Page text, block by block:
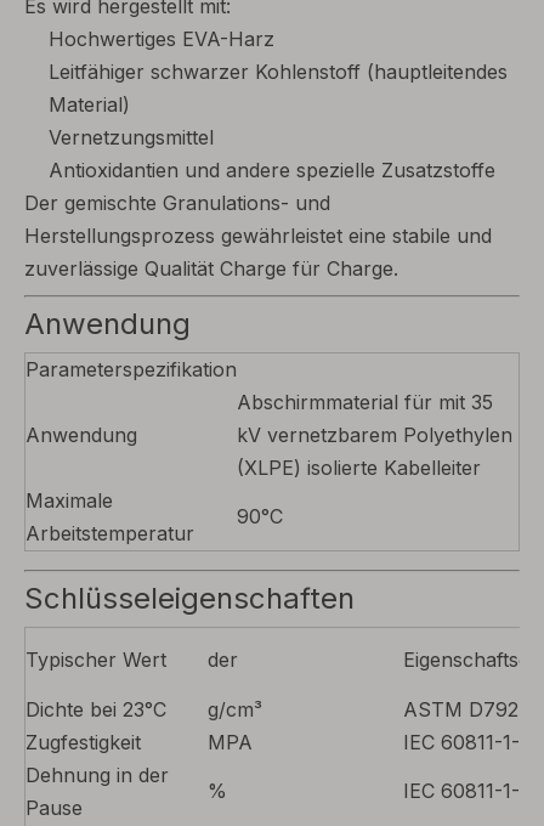
Es wird hergestellt mit:
Hochwertiges EVA-Harz
Leitfähiger schwarzer Kohlenstoff (hauptleitendes
Material)
Vernetzungsmittel
Antioxidantien und andere spezielle Zusatzstoffe
Der gemischte Granulations- und
Herstellungsprozess gewährleistet eine stabile und
zuverlässige Qualität Charge für Charge.
Anwendung
Parameterspezifikation
Anwendung
Abschirmmaterial für mit 35
kV vernetzbarem Polyethylen
(XLPE) isolierte Kabelleiter
Maximale
Arbeitstemperatur
90°C
Schlüsseleigenschaften
Typischer Wert der
Dichte bei 23°C g/cm³
ASTM D792
Zugfestigkeit
MPA
IEC 60811-1-1
Dehnung in der
Pause
% IEC 60811-1-1